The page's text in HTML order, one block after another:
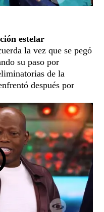
estelar
la vez que se pegó
su paso por
de la
después por